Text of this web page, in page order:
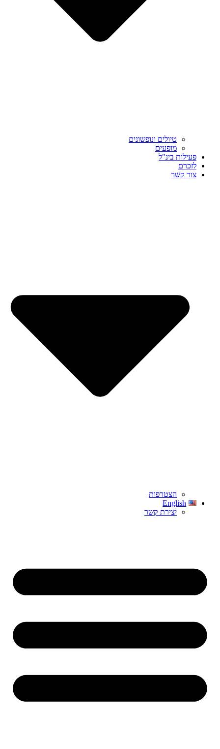
טיולים ונופשונים
מופעים
פעילות בינ"ל
לזכרם
צור קשר
הצטרפות
English
יצירת קשר